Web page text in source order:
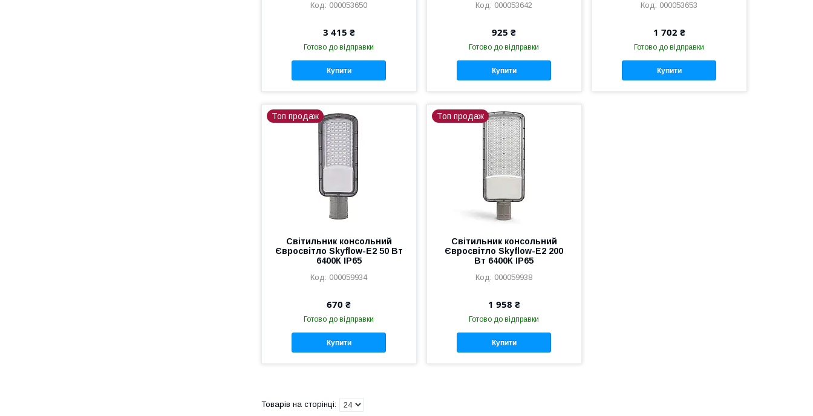
000053650
3 415 ₴
Готово до відправки
Купити
000053642
925 ₴
Готово до відправки
Купити
000053653
1 702 ₴
Готово до відправки
Купити
Топ продаж
Світильник консольний
Євросвітло Skyflow-E2 50 Вт
6400К IP65
000059934
670 ₴
Готово до відправки
Купити
Топ продаж
Світильник консольний
Євросвітло Skyflow-E2 200
Вт 6400К IP65
000059938
1 958 ₴
Готово до відправки
Купити